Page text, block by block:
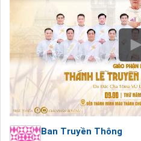
Ban Truyền Thông